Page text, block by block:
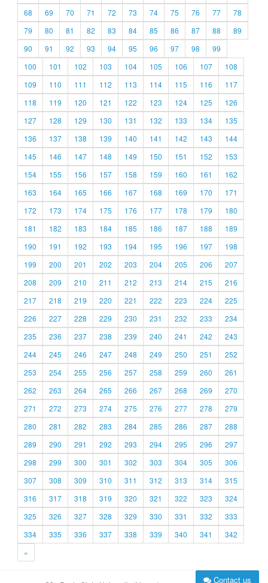
68
69 70 71 72 73 74 75 76 77
78
79
80 81 82 83 84 85 86 87 88
89
90
91 92 93 94 95 96 97 98
99
100
101 102 103 104 105 106 107
108
109
110 111 112 113 114 115 116
117
118
119 120 121 122 123 124 125
126
127
128 129 130 131 132 133 134
135
136
137 138 139 140 141 142 143
144
145
146 147 148 149 150 151 152
153
154
155 156 157 158 159 160 161
162
163
164 165 166 167 168 169 170
171
172
173 174 175 176 177 178 179
180
181
182 183 184 185 186 187 188
189
190
191 192 193 194 195 196 197
198
199
200 201 202 203 204 205 206
207
208
209 210 211 212 213 214 215
216
217
218 219 220 221 222 223 224
225
226
227 228 229 230 231 232 233
234
235
236 237 238 239 240 241 242
243
244
245 246 247 248 249 250 251
252
253
254 255 256 257 258 259 260
261
262
263 264 265 266 267 268 269
270
271
272 273 274 275 276 277 278
279
280
281 282 283 284 285 286 287
288
289
290 291 292 293 294 295 296
297
298
299 300 301 302 303 304 305
306
307
308 309 310 311 312 313 314
315
316
317 318 319 320 321 322 323
324
325
326 327 328 329 330 331 332
333
334
335 336 337 338 339 340 341
342
»
Contact us